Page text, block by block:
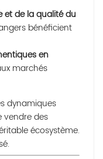
et de la qualité du
bénéficient
en
marchés
dynamiques
vendre des
écosystème.
.